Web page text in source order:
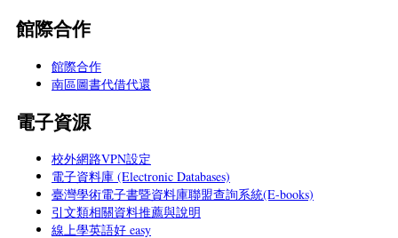
館際合作
館際合作
南區圖書代借代還
電子資源
校外網路VPN設定
電子資料庫 (Electronic Databases)
臺灣學術電子書暨資料庫聯盟查詢系統(E-books)
引文類相關資料推薦與說明
線上學英語好 easy